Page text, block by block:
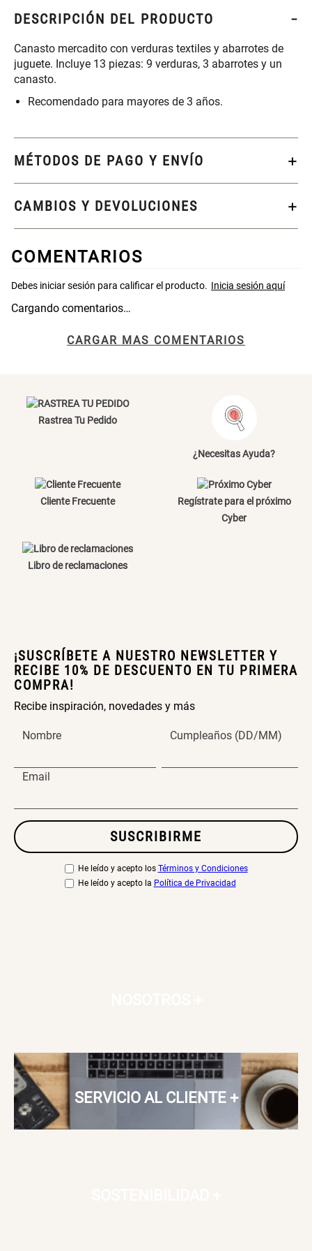
DESCRIPCIÓN DEL PRODUCTO
Canasto mercadito con verduras textiles y abarrotes de
juguete. Incluye 13 piezas: 9 verduras, 3 abarrotes y un
canasto.
Recomendado para mayores de 3 años.
MÉTODOS DE PAGO Y ENVÍO
CAMBIOS Y DEVOLUCIONES
COMENTARIOS
Cargando comentarios…
CARGAR MAS COMENTARIOS
Rastrea Tu Pedido
¿Necesitas Ayuda?
Cliente Frecuente
Regístrate para el próximo
Cyber
Libro de reclamaciones
¡SUSCRÍBETE A NUESTRO NEWSLETTER Y
RECIBE 10% DE DESCUENTO EN TU PRIMERA
COMPRA!
Recibe inspiración, novedades y más
Nombre Cumpleaños (DD/MM)
Email
SUSCRIBIRME
He leído y acepto los Términos y Condiciones
He leído y acepto la Política de Privacidad
SERVICIO AL CLIENTE+
Set Sábanas Algodón satín 240
Hilos
Almohada Memory + Gel
119 cm
x 33 x 80 cm
S/ 319.00S/ 254.90
Plumón Pluma
S/ 269.00 S/ 69.90S/ 55.90
Canasto de Ropa Tela y Bambú
Redondo Ø38 x 52 cm
Topper de Microfibra 1500 GSM
Escalera Plegable Metal 3
Papelero de Plástico Color 8 Lt
15,7x22,2x33,3 cm
S/ 39.90
Canasto Bambú